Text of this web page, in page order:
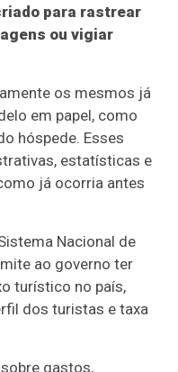
para rastrear
ou vigiar
os mesmos já
em papel, como
hóspede. Esses
estatísticas e
já ocorria antes
Nacional de
ao governo ter
turístico no país,
dos turistas e taxa
gastos,